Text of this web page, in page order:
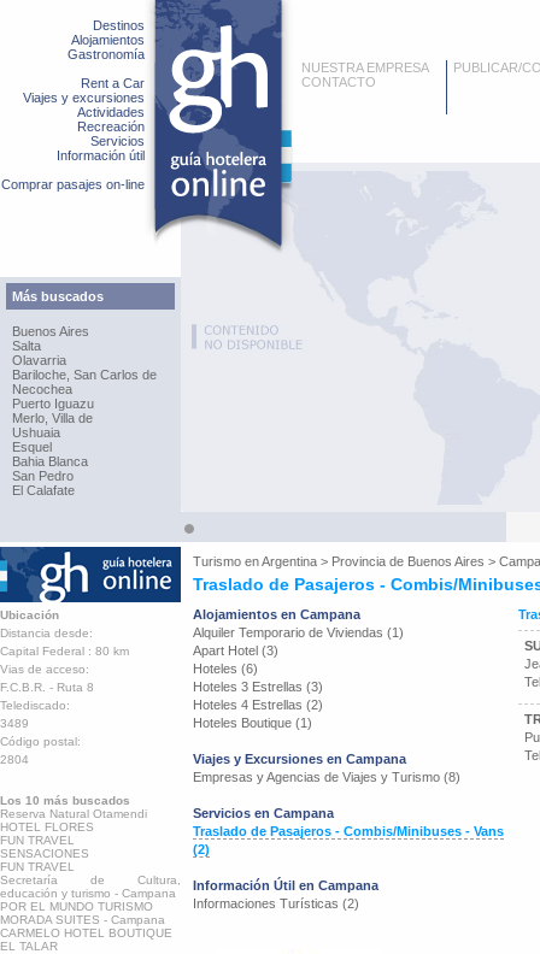
Destinos
Alojamientos
Gastronomía
Rent a Car
Viajes y excursiones
Actividades
Recreación
Servicios
Información útil
Comprar pasajes on-line
Más buscados
Buenos Aires
Salta
Olavarria
Bariloche, San Carlos de
Necochea
Puerto Iguazu
Merlo, Villa de
Ushuaia
Esquel
Bahia Blanca
San Pedro
El Calafate
NUESTRA EMPRESA
CONTACTO
PUBLICAR/
Turismo enArgentina > Provincia de Buenos Aires >
Traslado de Pasajeros - Combis/
Ubicación
Distancia desde:
Capital Federal : 80 km
Vias de acceso:
F.C.B.R. - Ruta 8
Telediscado:
3489
Código postal:
2804
Los 10 más buscados
Reserva Natural Otamendi
HOTEL FLORES
FUN TRAVEL
SENSACIONES
FUN TRAVEL
Secretaría de Cultura,
educación y turismo - Campana
POR EL MUNDO TURISMO
MORADA SUITES - Campana
CARMELO HOTEL BOUTIQUE
EL TALAR
Alojamientos en Campana
Alquiler Temporario de Viviendas (1)
Apart Hotel (3)
Hoteles (6)
Hoteles 3 Estrellas (3)
Hoteles 4 Estrellas (2)
Hoteles Boutique (1)
Viajes y Excursiones en Campana
Empresas y Agencias de Viajes y Turismo (8)
Servicios en Campana
Traslado de Pasajeros - Combis/Minibuses - Vans
(2)
Información Útil en Campana
Informaciones Turísticas (2)